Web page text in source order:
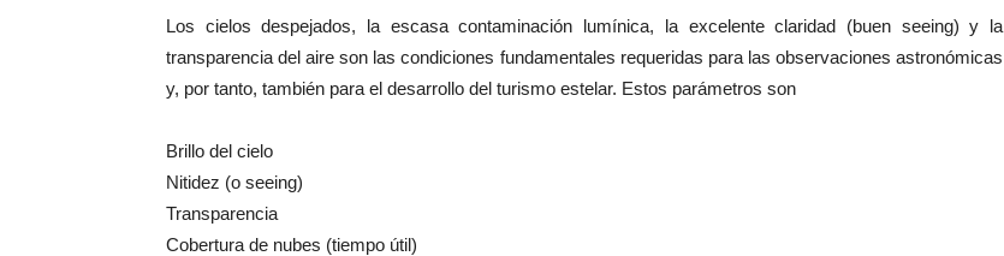
Los cielos despejados, la escasa contaminación lumínica, la excelente claridad (buen seeing) y la
transparencia del aire son las condiciones fundamentales requeridas para las observaciones astronómicas
y, por tanto, también para el desarrollo del turismo estelar. Estos parámetros son
Brillo del cielo
Nitidez (o seeing)
Transparencia
Cobertura de nubes (tiempo útil)